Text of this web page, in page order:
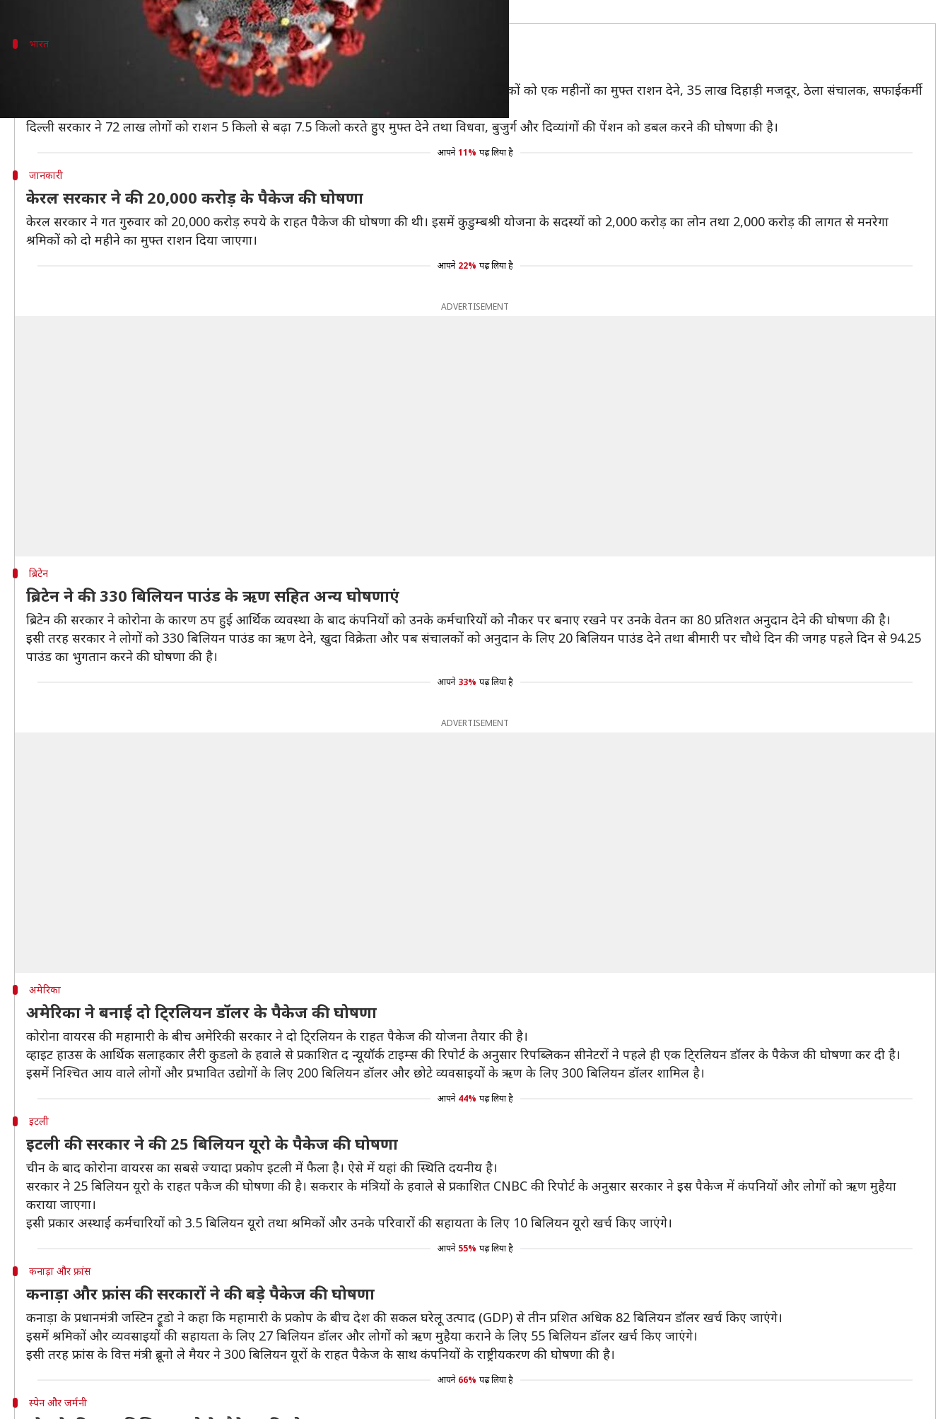
भारत
भारत में राज्य सरकारों ने इस तरह की राहत पैकेज की घोषणाएं
कोरोना वायरस महामारी से आई आर्थिक गिरावट को लेकर उत्तर प्रदेश सरकार ने 1.65 करोड मनरेगा श्रमिकों को एक महीनों का मुफ्त राशन देने, 35 लाख दिहाड़ी मजदूर, ठेला संचालक, सफाईकर्मी
और पंजीकृत श्रमिकों के बैंक खातों में एक-एक हजार रुपए जमा कराने की घोषणा की है।
दिल्ली सरकार ने 72 लाख लोगों को राशन 5 किलो से बढ़ा 7.5 किलो करते हुए मुफ्त देने तथा विधवा, बुजुर्ग और दिव्यांगों की पेंशन को डबल करने की घोषणा की है।
आपने 11% पढ़ लिया है
जानकारी
केरल सरकार ने की 20,000 करोड़ के पैकेज की घोषणा
केरल सरकार ने गत गुरुवार को 20,000 करोड़ रुपये के राहत पैकेज की घोषणा की थी। इसमें कुडुम्बश्री योजना के सदस्यों को 2,000 करोड़ का लोन तथा 2,000 करोड़ की लागत से मनरेगा
श्रमिकों को दो महीने का मुफ्त राशन दिया जाएगा।
आपने 22% पढ़ लिया है
ADVERTISEMENT
ब्रिटेन
ब्रिटेन ने की 330 बिलियन पाउंड के ऋण सहित अन्य घोषणाएं
ब्रिटेन की सरकार ने कोरोना के कारण ठप हुई आर्थिक व्यवस्था के बाद कंपनियों को उनके कर्मचारियों को नौकर पर बनाए रखने पर उनके वेतन का 80 प्रतिशत अनुदान देने की घोषणा की है।
इसी तरह सरकार ने लोगों को 330 बिलियन पाउंड का ऋण देने, खुदा विक्रेता और पब संचालकों को अनुदान के लिए 20 बिलियन पाउंड देने तथा बीमारी पर चौथे दिन की जगह पहले दिन से 94.25
पाउंड का भुगतान करने की घोषणा की है।
आपने 33% पढ़ लिया है
ADVERTISEMENT
अमेरिका
अमेरिका ने बनाई दो टि्रलियन डॉलर के पैकेज की घोषणा
कोरोना वायरस की महामारी के बीच अमेरिकी सरकार ने दो टि्रलियन के राहत पैकेज की योजना तैयार की है।
व्हाइट हाउस के आर्थिक सलाहकार लैरी कुडलो के हवाले से प्रकाशित द न्यूयॉर्क टाइम्स की रिपोर्ट के अनुसार रिपब्लिकन सीनेटरों ने पहले ही एक टि्रलियन डॉलर के पैकेज की घोषणा कर दी है।
इसमें निश्चित आय वाले लोगों और प्रभावित उद्योगों के लिए 200 बिलियन डॉलर और छोटे व्यवसाइयों के ऋण के लिए 300 बिलियन डॉलर शामिल है।
आपने 44% पढ़ लिया है
इटली
इटली की सरकार ने की 25 बिलियन यूरो के पैकेज की घोषणा
चीन के बाद कोरोना वायरस का सबसे ज्यादा प्रकोप इटली में फैला है। ऐसे में यहां की स्थिति दयनीय है।
सरकार ने 25 बिलियन यूरो के राहत पकैज की घोषणा की है। सकरार के मंत्रियों के हवाले से प्रकाशित CNBC की रिपोर्ट के अनुसार सरकार ने इस पैकेज में कंपनियों और लोगों को ऋण मुहैया
कराया जाएगा।
इसी प्रकार अस्थाई कर्मचारियों को 3.5 बिलियन यूरो तथा श्रमिकों और उनके परिवारों की सहायता के लिए 10 बिलियन यूरो खर्च किए जाएंगे।
आपने 55% पढ़ लिया है
कनाड़ा और फ्रांस
कनाड़ा और फ्रांस की सरकारों ने की बड़े पैकेज की घोषणा
कनाड़ा के प्रधानमंत्री जस्टिन ट्रूडो ने कहा कि महामारी के प्रकोप के बीच देश की सकल घरेलू उत्पाद (GDP) से तीन प्रशित अधिक 82 बिलियन डॉलर खर्च किए जाएंगे।
इसमें श्रमिकों और व्यवसाइयों की सहायता के लिए 27 बिलियन डॉलर और लोगों को ऋण मुहैया कराने के लिए 55 बिलियन डॉलर खर्च किए जाएंगे।
इसी तरह फ्रांस के वित्त मंत्री ब्रूनो ले मैयर ने 300 बिलियन यूरों के राहत पैकेज के साथ कंपनियों के राष्ट्रीयकरण की घोषणा की है।
आपने 66% पढ़ लिया है
स्पेन और जर्मनी